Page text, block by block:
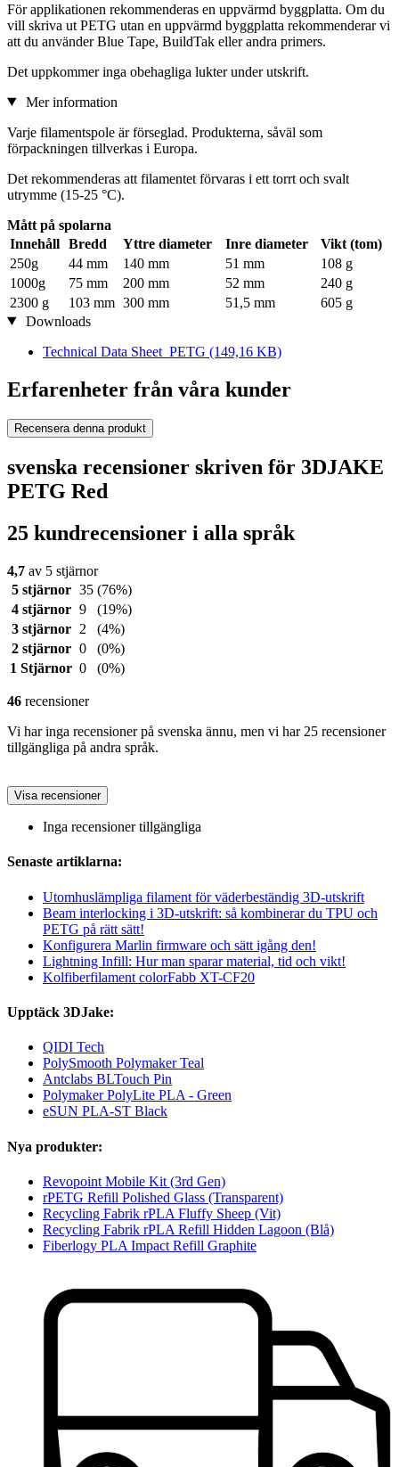
För applikationen rekommenderas en uppvärmd byggplatta. Om du
vill skriva ut PETG utan en uppvärmd byggplatta rekommenderar vi
att du använder Blue Tape, BuildTak eller andra primers.
Det uppkommer inga obehagliga lukter under utskrift.
Mer information
Varje filamentspole är förseglad. Produkterna, såväl som
förpackningen tillverkas i Europa.
Det rekommenderas att filamentet förvaras i ett torrt och svalt
utrymme (15-25 °C).
Mått på spolarna
Innehåll Bredd Yttre diameter Inre diameter
Vikt (tom)
250g
44 mm 140 mm 51 mm
108 g
1000g
75 mm 200 mm 52 mm
240 g
2300 g
103 mm 300 mm 51,5 mm
605 g
Downloads
Technical Data Sheet_PETG (149,16 KB)
Erfarenheter från våra kunder
Recensera denna produkt
svenska recensioner skriven för 3DJAKE
PETG Red
25 kundrecensioner i alla språk
4,7 av 5 stjärnor
5 stjärnor 35 (76%)
4 stjärnor 9
(19%)
3 stjärnor
2
(4%)
2 stjärnor 0
(0%)
1 Stjärnor 0 (0%)
46 recensioner
Vi har inga recensioner på svenska ännu, men vi har 25 recensioner
tillgängliga på andra språk.
Visa recensioner
Inga recensioner tillgängliga
Senaste artiklarna:
Utomhuslämpliga filament för väderbeständig 3D-utskrift
Beam interlocking i 3D-utskrift: så kombinerar du TPU och
PETG på rätt sätt!
Konfigurera Marlin firmware och sätt igång den!
Lightning Infill: Hur man sparar material, tid och vikt!
Kolfiberfilament colorFabb XT-CF20
Upptäck 3DJake:
QIDI Tech
PolySmooth Polymaker Teal
Antclabs BLTouch Pin
Polymaker PolyLite PLA - Green
eSUN PLA-ST Black
Nya produkter:
Revopoint Mobile Kit (3rd Gen)
rPETG Refill Polished Glass (Transparent)
Recycling Fabrik rPLA Fluffy Sheep (Vit)
Recycling Fabrik rPLA Refill Hidden Lagoon (Blå)
Fiberlogy PLA Impact Refill Graphite